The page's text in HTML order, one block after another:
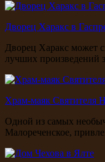
Дворец Харакс в
Дворец Харакс может
лучших произведений
Храм-маяк Святителя
Одной из самых
Малореченское,